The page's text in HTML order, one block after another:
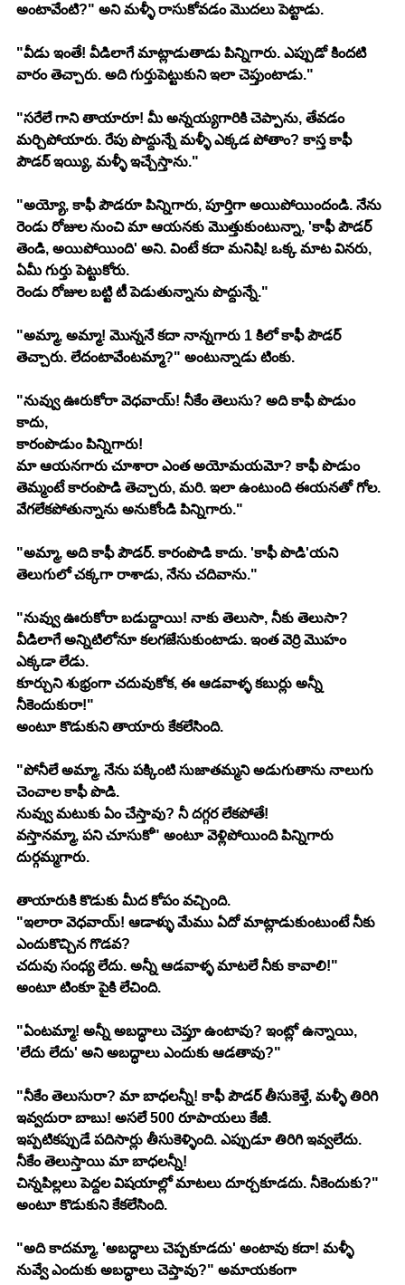
అంటావేంటి?" అని మళ్ళీ రాసుకోవడం మొదలు పెట్టాడు.
"వీడు ఇంతే! వీడిలాగే మాట్లాడుతాడు పిన్నిగారు. ఎప్పుడో కిందటి
వారం తెచ్చారు. అది గుర్తుపెట్టుకుని ఇలా చెప్తుంటాడు."
"సరేలే గాని తాయారూ! మీ అన్నయ్యగారికి చెప్పాను, తేవడం
మర్చిపోయారు. రేపు పొద్దున్నే మళ్ళీ ఎక్కడ పోతాం? కాస్త కాఫీ
పౌడర్ ఇయ్యి, మళ్ళీ ఇచ్చేస్తాను."
"అయ్యో, కాఫీ పౌడరూ పిన్నిగారు, పూర్తిగా అయిపోయిందండి. నేను
రెండు రోజుల నుంచి మా ఆయనకు మొత్తుకుంటున్నా, 'కాఫీ పౌడర్
తెండి, అయిపోయింది' అని. వింటే కదా మనిషి! ఒక్క మాట వినరు,
ఏమీ గుర్తు పెట్టుకోరు.
రెండు రోజుల బట్టి టీ పెడుతున్నాను పొద్దున్నే."
"అమ్మా, అమ్మా! మొన్ననే కదా నాన్నగారు 1 కిలో కాఫీ పౌడర్
తెచ్చారు. లేదంటావేంటమ్మా?" అంటున్నాడు టింకు.
"నువ్వు ఊరుకోరా వెధవాయ్! నీకేం తెలుసు? అది కాఫీ పొడుం
కాదు,
కారంపొడుం పిన్నిగారు!
మా ఆయనగారు చూశారా ఎంత అయోమయమో? కాఫీ పొడుం
తెమ్మంటే కారంపొడి తెచ్చారు, మరి. ఇలా ఉంటుంది ఈయనతో గోల.
వేగలేకపోతున్నాను అనుకోండి పిన్నిగారు."
"అమ్మా, అది కాఫీ పౌడర్. కారంపొడి కాదు. 'కాఫీ పొడి'యని
తెలుగులో చక్కగా రాశాడు, నేను చదివాను."
"నువ్వు ఊరుకోరా బడుద్దాయి! నాకు తెలుసా, నీకు తెలుసా?
వీడిలాగే అన్నిటిలోనూ కలగజేసుకుంటాడు. ఇంత వెర్రి మొహం
ఎక్కడా లేడు.
కూర్చుని శుభ్రంగా చదువుకోక, ఈ ఆడవాళ్ళ కబుర్లు అన్నీ
నీకెందుకురా!"
అంటూ కొడుకుని తాయారు కేకలేసింది.
"పోనీలే అమ్మా, నేను పక్కింటి సుజాతమ్మని అడుగుతాను నాలుగు
చెంచాల కాఫీ పొడి.
నువ్వు మటుకు ఏం చేస్తావు? నీ దగ్గర లేకపోతే!
వస్తానమ్మా, పని చూసుకో" అంటూ వెళ్లిపోయింది పిన్నిగారు
దుర్గమ్మగారు.
తాయారుకి కొడుకు మీద కోపం వచ్చింది.
"ఇలారా వెధవాయ్! ఆడాళ్ళు మేము ఏదో మాట్లాడుకుంటుంటే నీకు
ఎందుకొచ్చిన గొడవ?
చదువు సంధ్య లేదు. అన్నీ ఆడవాళ్ళ మాటలే నీకు కావాలి!"
అంటూ టింకూ పైకి లేచింది.
"ఏంటమ్మా! అన్నీ అబద్ధాలు చెప్తూ ఉంటావు? ఇంట్లో ఉన్నాయి,
'లేదు లేదు' అని అబద్ధాలు ఎందుకు ఆడతావు?"
"నీకేం తెలుసురా? మా బాధలన్నీ! కాఫీ పౌడర్ తీసుకెళ్తే, మళ్ళీ తిరిగి
ఇవ్వదురా బాబు! అసలే 500 రూపాయలు కేజీ.
ఇప్పటికప్పుడే పదిసార్లు తీసుకెళ్ళింది. ఎప్పుడూ తిరిగి ఇవ్వలేదు.
నీకేం తెలుస్తాయి మా బాధలన్నీ!
చిన్నపిల్లలు పెద్దల విషయాల్లో మాటలు దూర్చకూడదు. నీకెందుకు?"
అంటూ కొడుకుని కేకలేసింది.
"అది కాదమ్మా, 'అబద్ధాలు చెప్పకూడదు' అంటావు కదా! మళ్ళీ
నువ్వే ఎందుకు అబద్ధాలు చెప్తావు?" అమాయకంగా